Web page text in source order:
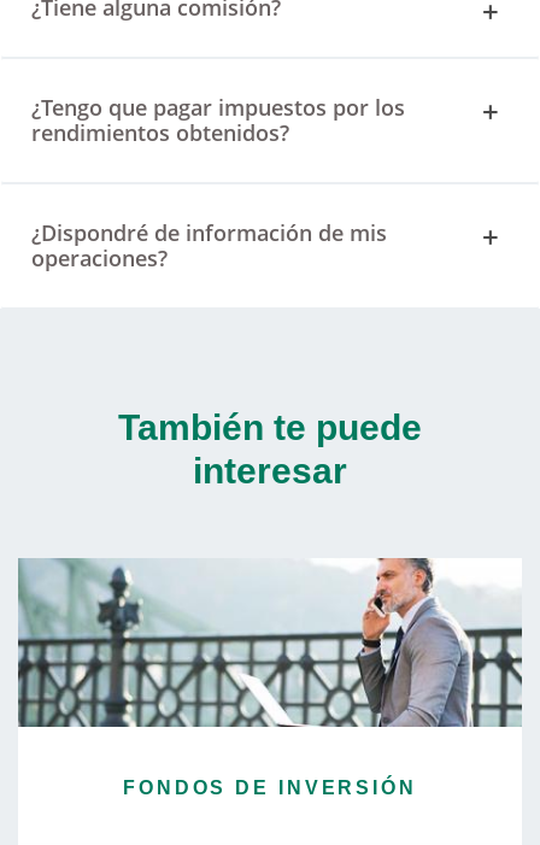
¿Tiene alguna comisión?
¿Tengo que pagar impuestos por los
rendimientos obtenidos?
¿Dispondré de información de mis
operaciones?
También te puede
interesar
FONDOS DE INVERSIÓN